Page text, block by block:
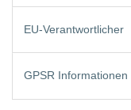
EU-Verantwortlicher
GPSR Informationen